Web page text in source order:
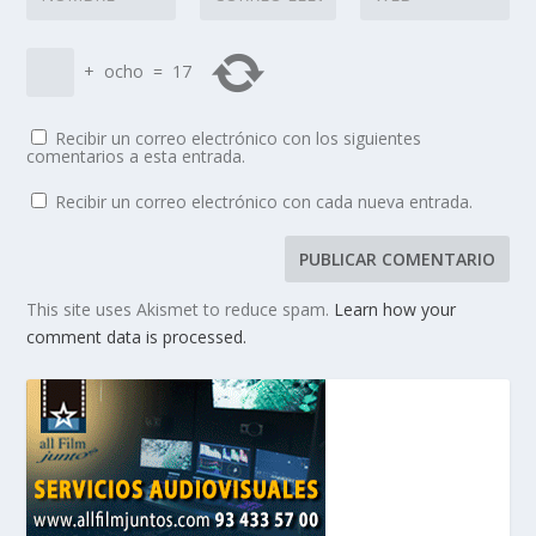
+ ocho = 17
Recibir un correo electrónico con los siguientes
comentarios a esta entrada.
Recibir un correo electrónico con cada nueva entrada.
This site uses Akismet to reduce spam. Learn how your
comment data is processed.